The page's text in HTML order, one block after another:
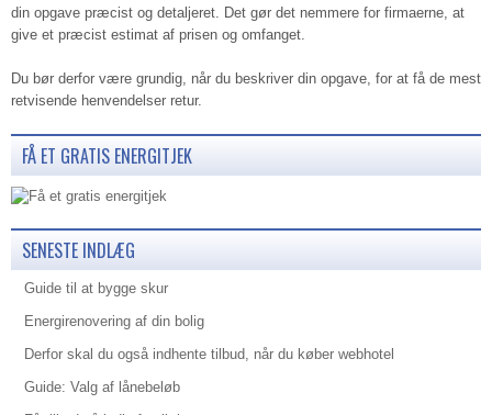
din opgave præcist og detaljeret. Det gør det nemmere for firmaerne, at
give et præcist estimat af prisen og omfanget.
Du bør derfor være grundig, når du beskriver din opgave, for at få de mest
retvisende henvendelser retur.
FÅ ET GRATIS ENERGITJEK
SENESTE INDLÆG
Guide til at bygge skur
Energirenovering af din bolig
Derfor skal du også indhente tilbud, når du køber webhotel
Guide: Valg af lånebeløb